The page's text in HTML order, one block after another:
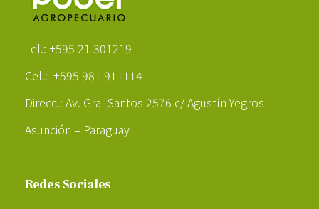
Tel.: +595 21 301219
Cel.: +595 981 911114
Direcc.: Av. Gral Santos 2576 c/ Agustín Yegros
Asunción – Paraguay
Redes Sociales